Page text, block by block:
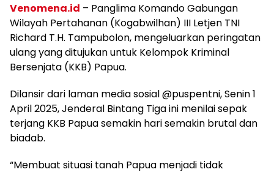
Venomena.id – Panglima Komando Gabungan
Wilayah Pertahanan (Kogabwilhan) III Letjen TNI
Richard T.H. Tampubolon, mengeluarkan peringatan
ulang yang ditujukan untuk Kelompok Kriminal
Bersenjata (KKB) Papua.
Dilansir dari laman media sosial @puspentni, Senin 1
April 2025, Jenderal Bintang Tiga ini menilai sepak
terjang KKB Papua semakin hari semakin brutal dan
biadab.
“Membuat situasi tanah Papua menjadi tidak